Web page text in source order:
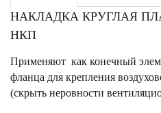
НАКЛАДКА КРУГЛАЯ
НКП
Применяют как конечный
фланца для крепления
(скрыть неровности